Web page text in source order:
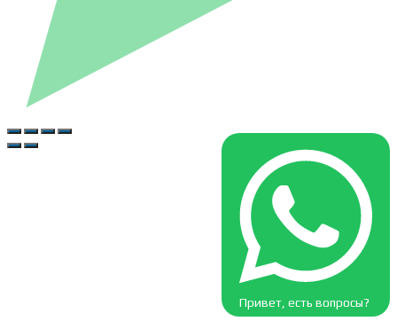
Привет, есть вопросы?